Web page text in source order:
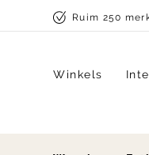
Skip to contentRuim 250
Winkels